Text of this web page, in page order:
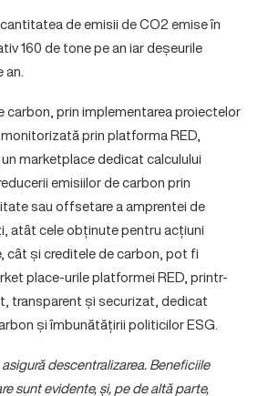
de emisii de CO2 emise în
160 de tone pe an iar deșeurile
an.
carbon, prin implementarea proiectelor
prin platforma RED,
marketplace dedicat calculului
emisiilor de carbon prin
sau offsetare a amprentei de
atât cele obținute pentru acțiuni
cât și creditele de carbon, pot fi
place-urile platformei RED, printr-
transparent și securizat, dedicat
și îmbunătățirii politicilor ESG.
descentralizarea. Beneficiile
sunt evidente, și, pe de altă parte,